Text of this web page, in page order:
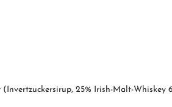
25% Irish-Malt-Whiskey